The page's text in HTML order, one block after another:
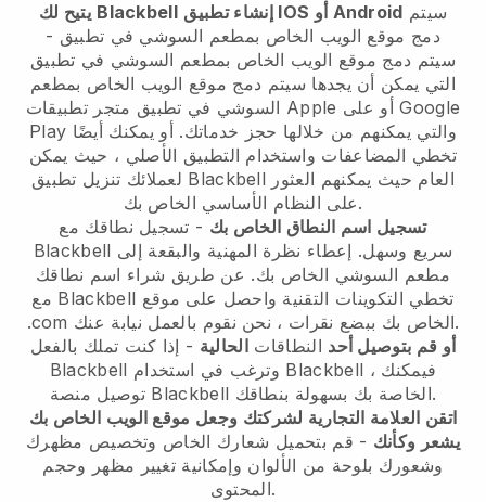
يتيح لك Blackbell إنشاء تطبيق IOS أو Android سيتم
دمج موقع الويب الخاص بمطعم السوشي في تطبيق -
سيتم دمج موقع الويب الخاص بمطعم السوشي في تطبيق
التي يمكن أن يجدها سيتم دمج موقع الويب الخاص بمطعم
السوشي في تطبيق متجر تطبيقات Apple أو على Google
Play والتي يمكنهم من خلالها حجز خدماتك. أو يمكنك أيضًا
تخطي المضاعفات واستخدام التطبيق الأصلي ، حيث يمكن
Blackbell
على النظام الأساسي الخاص بك.
تسجيل اسم النطاق الخاص بك - تسجيل نطاقك مع
Blackbell سريع وسهل. إعطاء نظرة المهنية والبقعة إلى
مطعم السوشي الخاص بك. عن طريق شراء اسم نطاقك
Blackbell
.com الخاص بك ببضع نقرات ، نحن نقوم بالعمل نيابة عنك.
أو قم بتوصيل أحد النطاقات الحالية - إذا كنت تملك بالفعل
Blackbell
Blackbell ، فيمكنك
توصيل منصة Blackbell
الخاصة بك بسهولة بنطاقك.
اتقن العلامة التجارية لشركتك وجعل موقع الويب الخاص بك
يشعر وكأنك - قم بتحميل شعارك الخاص وتخصيص مظهرك
وشعورك بلوحة من الألوان وإمكانية تغيير مظهر وحجم
المحتوى.